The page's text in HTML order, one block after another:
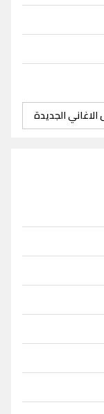
الجديدة